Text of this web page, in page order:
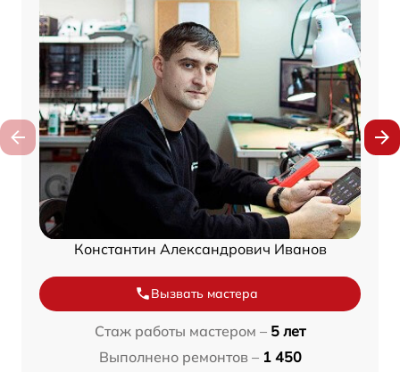
Константин Александрович Иванов
Вызвать мастера
Стаж работы мастером – 5 лет
Выполнено ремонтов – 1 450